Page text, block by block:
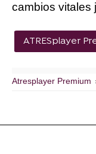
cambios vitales
ATRESplayer
Atresplayer Premium